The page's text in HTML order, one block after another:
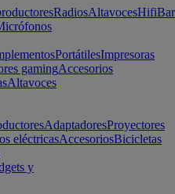
RadiosAltavocesHifi
PortátilesImpresoras
gamingAccesorios
Altavoces
AdaptadoresProyectores
eléctricasAccesoriosBicicletas
y